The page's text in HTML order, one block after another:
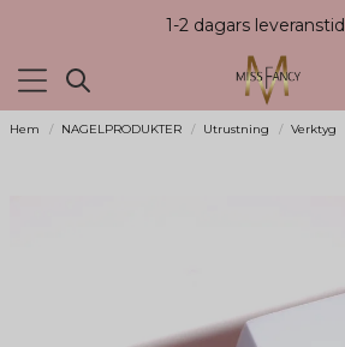
1-2 dagars leveranstid
Hem NAGELPRODUKTER Utrustning Verktyg